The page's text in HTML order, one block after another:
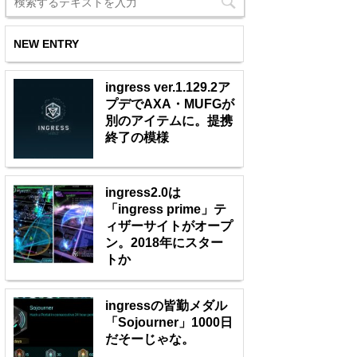
NEW ENTRY
ingress ver.1.129.2ア
プデでAXA・MUFGが
別のアイテムに。提携
終了の模様
ingress2.0は
「ingress prime」テ
ィザーサイトがオープ
ン。2018年にスター
トか
ingressの皆勤メダル
「Sojourner」1000日
だそーじゃな。